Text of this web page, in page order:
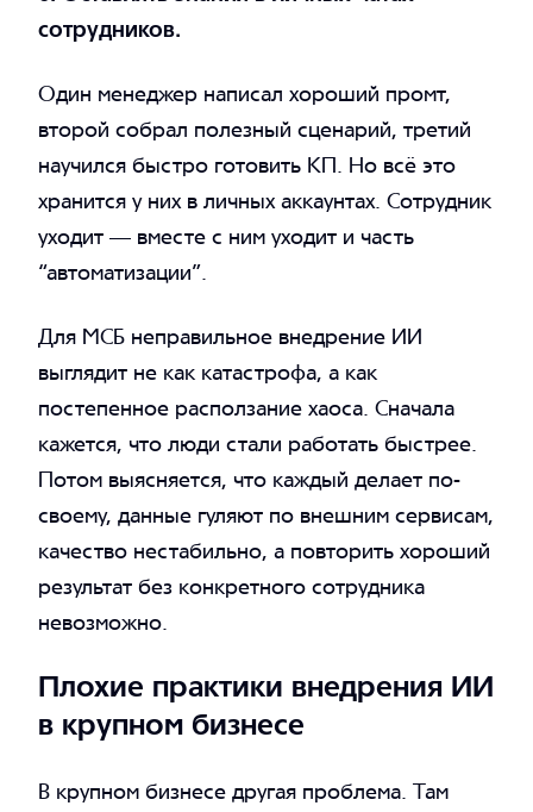
сотрудников.
Один менеджер написал хороший промт,
второй собрал полезный сценарий, третий
научился быстро готовить КП. Но всё это
хранится у них в личных аккаунтах. Сотрудник
уходит — вместе с ним уходит и часть
“автоматизации”.
Для МСБ неправильное внедрение ИИ
выглядит не как катастрофа, а как
постепенное расползание хаоса. Сначала
кажется, что люди стали работать быстрее.
Потом выясняется, что каждый делает по-
своему, данные гуляют по внешним сервисам,
качество нестабильно, а повторить хороший
результат без конкретного сотрудника
невозможно.
Плохие практики внедрения ИИ
в крупном бизнесе
В крупном бизнесе другая проблема. Там